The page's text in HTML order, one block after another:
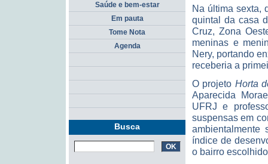
Na última sexta,
quintal da casa
Cruz, Zona
meninas e
Nery, portando
receberia a
O projeto Horta
Aparecida
UFRJ e
suspensas em
ambientalmente
índice de
o bairro
Saúde e bem-estar
Em pauta
Tome Nota
Agenda
Busca